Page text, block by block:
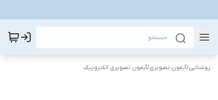
روشنایی/آیفون تصویری/آیفون تصویری الکتروپیک